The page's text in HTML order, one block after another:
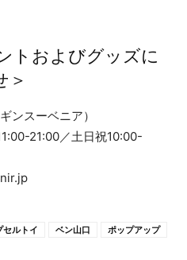
トおよびグッズに
＞
ンスーベニア）
21:00／土日祝10:00-
セルトイ ベン山口
ポップアップ